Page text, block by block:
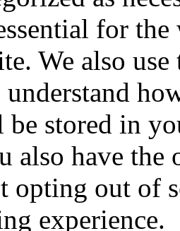
for
We also
understand
stored in
also have
opting out of
experience.